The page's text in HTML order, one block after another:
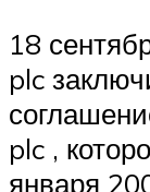
18
plc
plc ,
января